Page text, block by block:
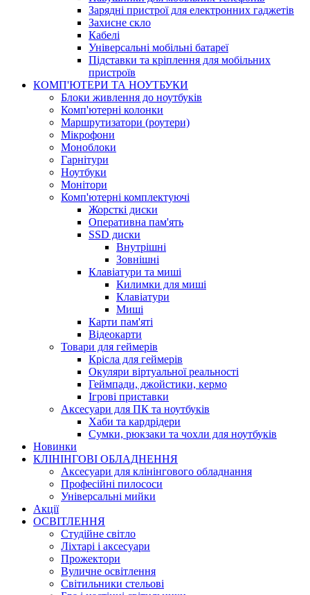
Зарядні пристрої для електронних гаджетів
Захисне скло
Кабелі
Універсальні мобільні батареї
Підставки та кріплення для мобільних
пристроїв
КОМП'ЮТЕРИ ТА НОУТБУКИ
Блоки живлення до ноутбуків
Комп'ютерні колонки
Маршрутизатори (роутери)
Мікрофони
Моноблоки
Гарнітури
Ноутбуки
Монітори
Комп'ютерні комплектуючі
Жорсткі диски
Оперативна пам'ять
SSD диски
Внутрішні
Зовнішні
Клавіатури та миші
Килимки для миші
Клавіатури
Миші
Карти пам'яті
Відеокарти
Товари для геймерів
Крісла для геймерів
Окуляри віртуальної реальності
Геймпади, джойстики, кермо
Ігрові приставки
Аксесуари для ПК та ноутбуків
Хаби та кардрідери
Сумки, рюкзаки та чохли для ноутбуків
Новинки
КЛІНІНГОВІ ОБЛАДНЕННЯ
Аксесуари для клінінгового обладнання
Професійні пилососи
Універсальні мийки
Акції
ОСВІТЛЕННЯ
Студійне світло
Ліхтарі і аксесуари
Прожектори
Вуличне освітлення
Світильники стельові